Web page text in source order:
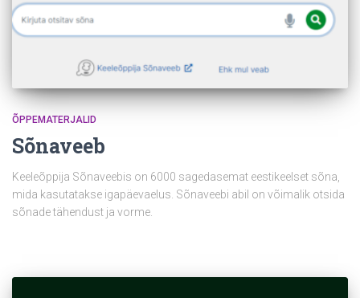
ÕPPEMATERJALID
Sõnaveeb
Keeleõppija Sõnaveebis on 6000 sagedasemat eestikeelset sõna,
mida kasutatakse igapäevaelus. Sõnaveebi abil on võimalik otsida
sõnade tähendust ja vorme.